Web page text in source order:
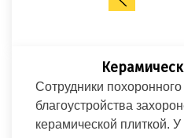
Сотрудники
благоустройства
керамической плиткой.